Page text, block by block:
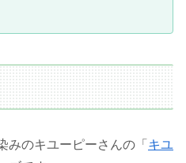
みのキユーピーさんの「 キユ